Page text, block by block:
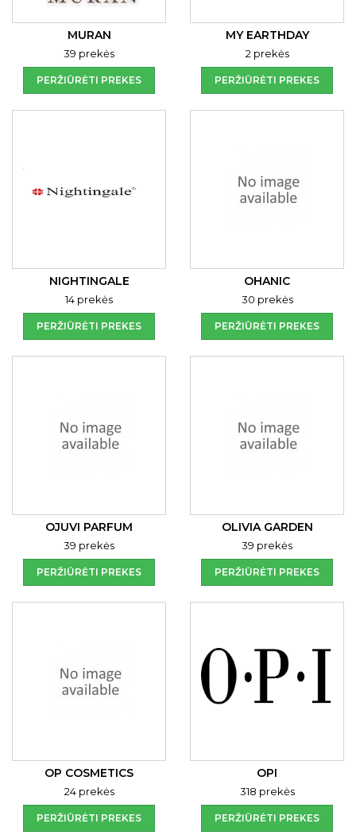
MURAN
39 prekės
PERŽIŪRĖTI PREKES
MY EARTHDAY
2 prekės
PERŽIŪRĖTI PREKES
NIGHTINGALE
14 prekės
PERŽIŪRĖTI PREKES
OHANIC
30 prekės
PERŽIŪRĖTI PREKES
OJUVI PARFUM
39 prekės
PERŽIŪRĖTI PREKES
OLIVIA GARDEN
39 prekės
PERŽIŪRĖTI PREKES
OP COSMETICS
24 prekės
PERŽIŪRĖTI PREKES
OPI
318 prekės
PERŽIŪRĖTI PREKES